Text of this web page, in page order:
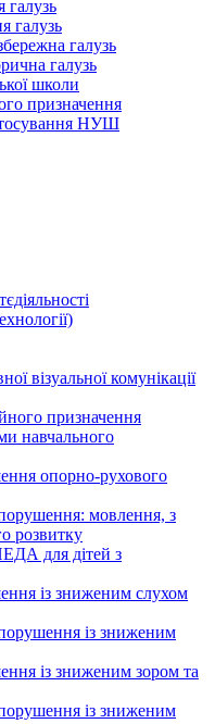
галузь
галузь
галузь
галузь
школи
призначення
НУШ
візуальної комунікації
призначення
навчального
опорно-рухового
мовлення, з
розвитку
для дітей з
із зниженим слухом
із зниженим
із зниженим зором та
із зниженим